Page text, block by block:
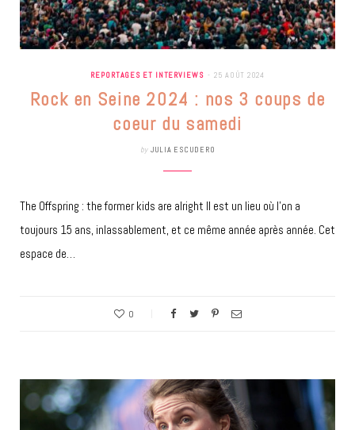
REPORTAGES ET INTERVIEWS 25 AOÛT 2024
Rock en Seine 2024 : nos 3 coups de
coeur du samedi
by JULIA ESCUDERO
The Offspring : the former kids are alright Il est un lieu où l’on a
toujours 15 ans, inlassablement, et ce même année après année. Cet
espace de…
0